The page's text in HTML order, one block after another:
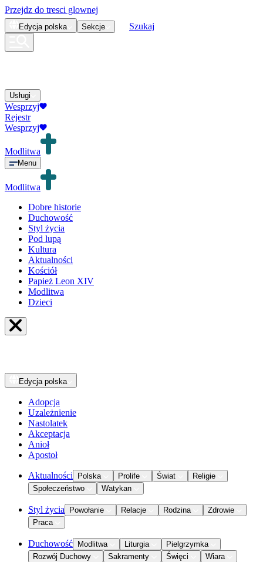
Przejdz do tresci glownej
Edycja polska Sekcje Szukaj
Usługi
Wesprzyj
Rejestr
Wesprzyj
Modlitwa
Menu
Modlitwa
Dobre historie
Duchowość
Styl życia
Pod lupą
Kultura
Aktualności
Kościół
Papież Leon XIV
Modlitwa
Dzieci
Edycja polska
Adopcja
Uzależnienie
Nastolatek
Akceptacja
Anioł
Apostoł
Aktualności Polska Prolife Świat
Religie
Społeczeństwo
Watykan
Styl życia Powołanie Relacje Rodzina
Zdrowie
Praca
Duchowość Modlitwa Liturgia
Pielgrzymka
Rozwój Duchowy
Sakramenty Święci Wiara